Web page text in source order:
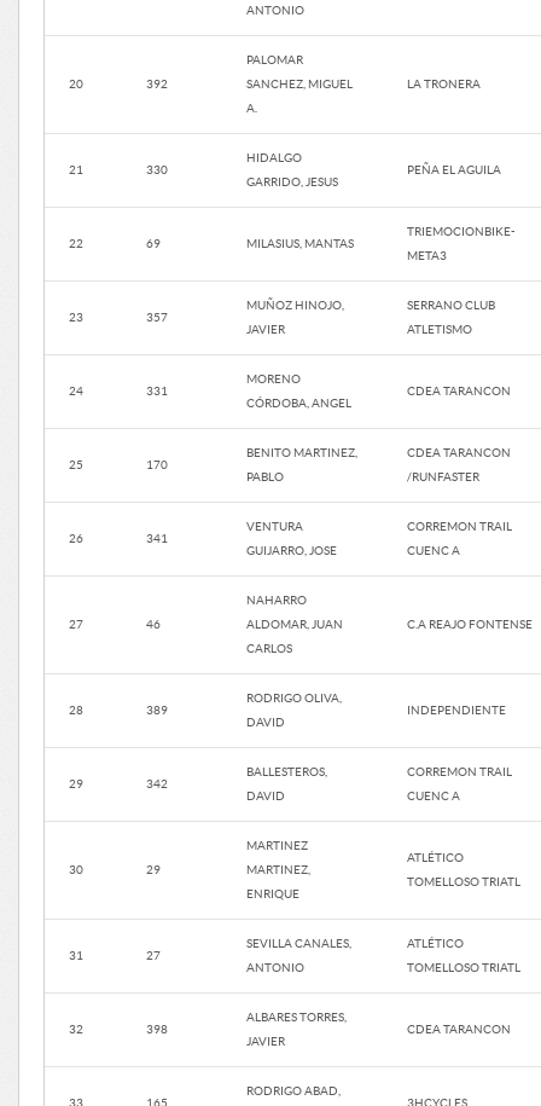
ANTONIO
20 392
PALOMAR
SANCHEZ, MIGUEL
A.
LA TRONERA
21 330
HIDALGO
GARRIDO, JESUS
PEÑA EL AGUILA
22 69 MILASIUS, MANTAS
TRIEMOCIONBIKE-
META3
23 357
MUÑOZ HINOJO,
JAVIER
SERRANO CLUB
ATLETISMO
24 331
MORENO
CÓRDOBA, ANGEL
CDEA TARANCON
25 170
BENITO MARTINEZ,
PABLO
CDEA TARANCON
/RUNFASTER
26 341
VENTURA
GUIJARRO, JOSE
CORREMON TRAIL
CUENC A
27 46
NAHARRO
ALDOMAR, JUAN
CARLOS
C.A REAJO FONTENSE
28 389
RODRIGO OLIVA,
DAVID
INDEPENDIENTE
29 342
BALLESTEROS,
DAVID
CORREMON TRAIL
CUENC A
30 29
MARTINEZ
MARTINEZ,
ENRIQUE
ATLÉTICO
TOMELLOSO TRIATL
31 27
SEVILLA CANALES,
ANTONIO
ATLÉTICO
TOMELLOSO TRIATL
32 398
ALBARES TORRES,
JAVIER
CDEA TARANCON
33 165
RODRIGO ABAD,
3HCYCLES